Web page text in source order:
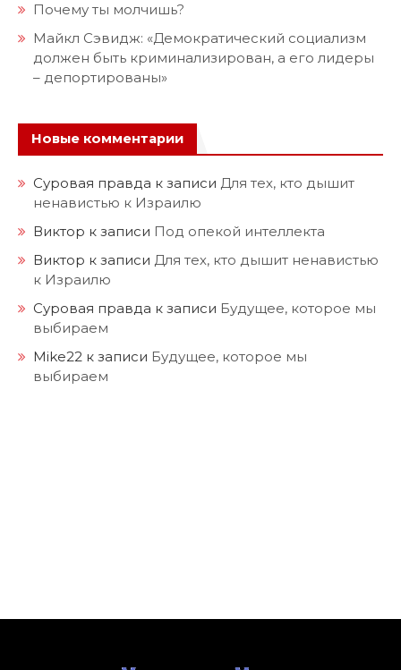
Почему ты молчишь?
Майкл Сэвидж: «Демократический социализм
должен быть криминализирован, а его лидеры
– депортированы»
Новые комментарии
Суровая правда к записи Для тех, кто дышит
ненавистью к Израилю
Виктор к записи Под опекой интеллекта
Виктор к записи Для тех, кто дышит ненавистью
к Израилю
Суровая правда к записи Будущее, которое мы
выбираем
Mike22 к записи Будущее, которое мы
выбираем